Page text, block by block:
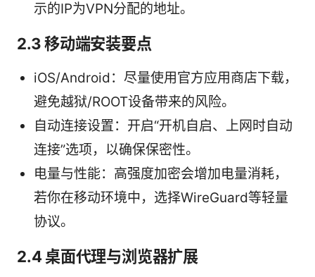
示的IP为VPN分配的地址。
2.3 移动端安装要点
iOS/Android：尽量使用官方应用商店下载，
避免越狱/ROOT设备带来的风险。
自动连接设置：开启“开机自启、上网时自动
连接”选项，以确保保密性。
电量与性能：高强度加密会增加电量消耗，
若你在移动环境中，选择WireGuard等轻量
协议。
2.4 桌面代理与浏览器扩展